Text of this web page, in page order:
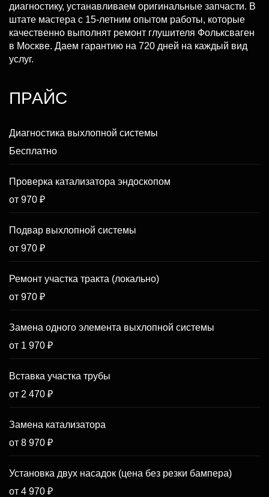
диагностику, устанавливаем оригинальные запчасти. В
штате мастера с 15-летним опытом работы, которые
качественно выполнят ремонт глушителя Фольксваген
в Москве. Даем гарантию на 720 дней на каждый вид
услуг.
ПРАЙС
Диагностика выхлопной системы
Бесплатно
Проверка катализатора эндоскопом
от 970 ₽
Подвар выхлопной системы
от 970 ₽
Ремонт участка тракта (локально)
от 970 ₽
Замена одного элемента выхлопной системы
от 1 970 ₽
Вставка участка трубы
от 2 470 ₽
Замена катализатора
от 8 970 ₽
Установка двух насадок (цена без резки бампера)
от 4 970 ₽